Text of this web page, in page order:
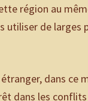
région au
utiliser de
dans ce
dans les